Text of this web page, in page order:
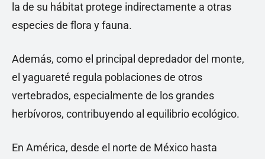
la de su hábitat protege indirectamente a otras
especies de flora y fauna.
Además, como el principal depredador del monte,
el yaguareté regula poblaciones de otros
vertebrados, especialmente de los grandes
herbívoros, contribuyendo al equilibrio ecológico.
En América, desde el norte de México hasta